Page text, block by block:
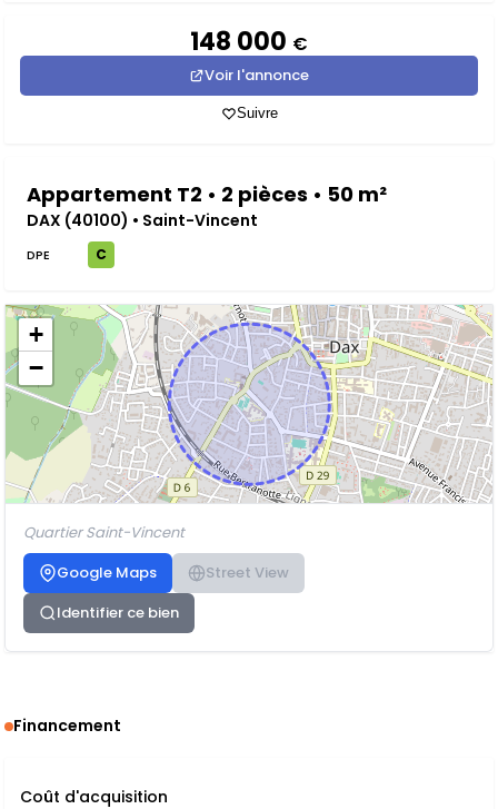
148 000 €
Voir l'annonce
Suivre
Appartement T2 • 2 pièces • 50 m²
DAX (40100) • Saint-Vincent
DPE C
+
−
Quartier Saint-Vincent
Google Maps
Street View
Identifier ce bien
Financement
Coût d'acquisition